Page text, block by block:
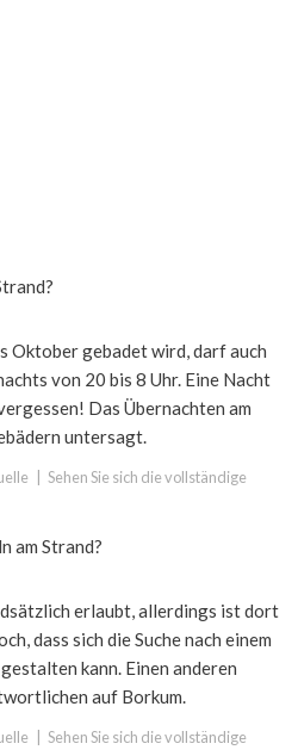
Oktober gebadet wird, darf auch
von 20 bis 8 Uhr. Eine Nacht
Das Übernachten am
untersagt.
Sehen Sie sich die vollständige
am Strand?
erlaubt, allerdings ist dort
dass sich die Suche nach einem
kann. Einen anderen
auf Borkum.
Sehen Sie sich die vollständige